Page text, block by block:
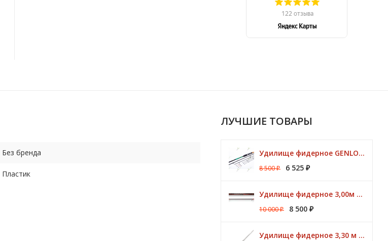
ЛУЧШИЕ ТОВАРЫ
Удилище фидерное GENLOG HONESTY HEAVY 3,80 м. до 140 гр.
8 500₽ 6 525 ₽
Удилище фидерное 3,00м Argon Feeder MT 50gr Browning
10 000₽ 8 500 ₽
Удилище фидерное 3,30 м CK Method Feeder 60 гр / 3 - 10 lbs Browning
Без бренда
Пластик